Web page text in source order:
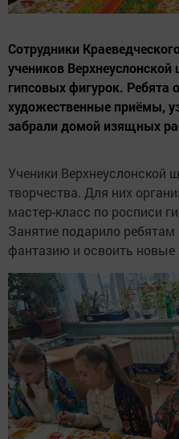
Сотрудники
учеников
гипсовых фигурок. Ребята
художественные приёмы,
забрали домой изящных
Ученики Верхнеуслонской
творчества. Для них
мастер-класс по росписи
Занятие подарило
фантазию и освоить